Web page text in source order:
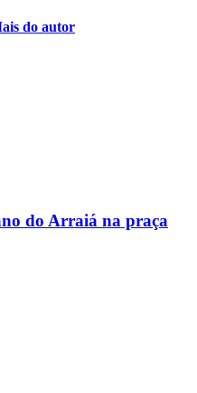
do autor
do Arraiá na praça